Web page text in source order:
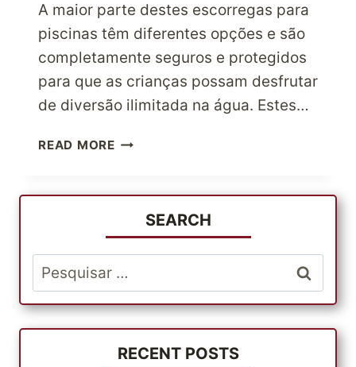
A maior parte destes escorregas para
piscinas têm diferentes opções e são
completamente seguros e protegidos
para que as crianças possam desfrutar
de diversão ilimitada na água. Estes…
READ MORECOMO
UMA
EXPERIÊNCIA
SEGURA
E
DIVERTIDA
COM
ESCORREGAS
DE
PISCINA?
SEARCH
Pesquisar
por:
RECENT POSTS